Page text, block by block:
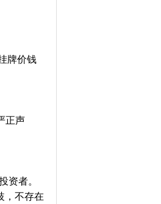
牌价钱
正声
者。
，不存在